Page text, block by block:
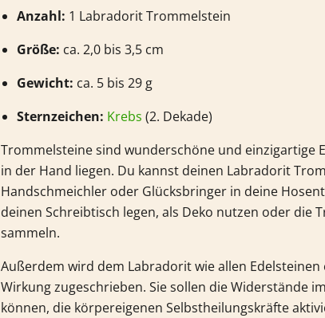
Anzahl: 1 LabradoritTrommelstein
Größe: ca. 2,0 bis 3,5 cm
Gewicht: ca. 5 bis 29 g
Sternzeichen: Krebs (2. Dekade)
Trommelsteine sind wunderschöne und einzigartige
in der Hand liegen. Du kannst deinen Labradorit
Handschmeichler oder Glücksbringer in deine
deinen Schreibtisch legen, als Deko nutzen oder die
sammeln.
Außerdem wird dem Labradoritwie allen Edelsteinen
Wirkung zugeschrieben. Sie sollen die Widerstände
können, die körpereigenen Selbstheilungskräfte